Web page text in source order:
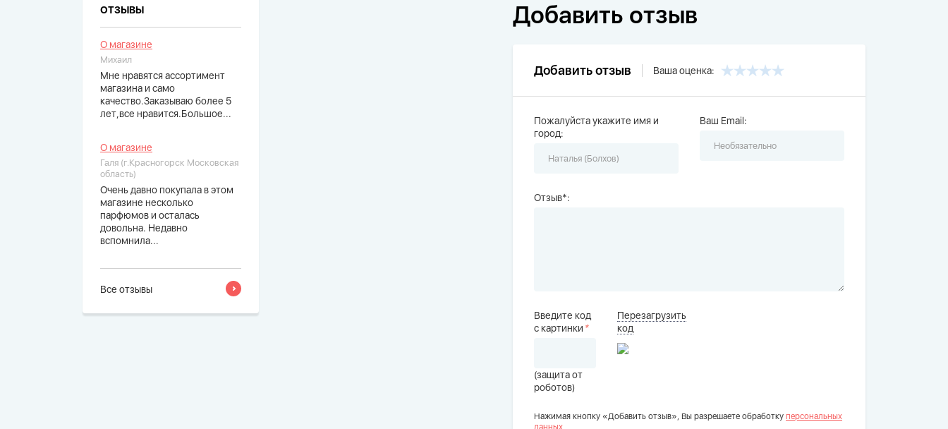
ОТЗЫВЫ
О магазине
Михаил
Мне нравятся ассортимент
магазина и само
качество.Заказываю более 5
лет,все нравится.Большое...
О магазине
Галя (г.Красногорск Московская
область)
Очень давно покупала в этом
магазине несколько
парфюмов и осталась
довольна. Недавно
вспомнила...
Все отзывы
Добавить отзыв
Добавить отзыв Ваша оценка:
Пожалуйста укажите имя и
город:
Ваш Email:
Отзыв*:
Введите код
с картинки*
(защита от
роботов)
Перезагрузить
код
Нажимая кнопку «Добавить отзыв», Вы разрешаете обработку персональных
данных